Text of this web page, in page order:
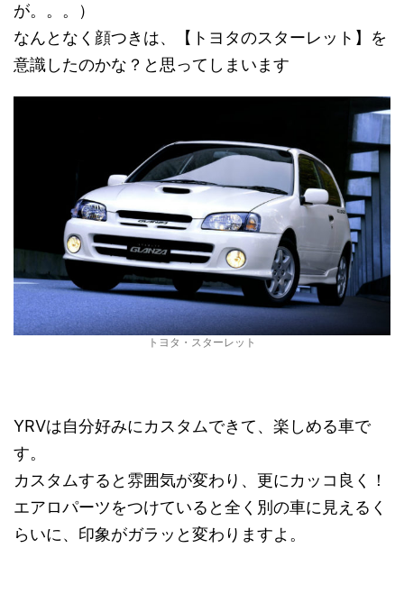
が。。。）
なんとなく顔つきは、【トヨタのスターレット】を
意識したのかな？と思ってしまいます
トヨタ・スターレット
YRVは自分好みにカスタムできて、楽しめる車で
す。
カスタムすると雰囲気が変わり、更にカッコ良く！
エアロパーツをつけていると全く別の車に見えるく
らいに、印象がガラッと変わりますよ。